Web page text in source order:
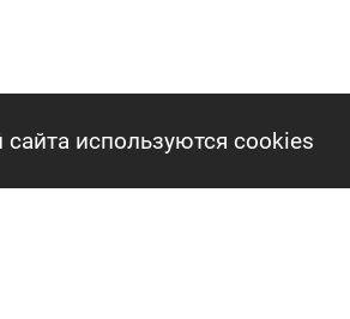
используются cookies